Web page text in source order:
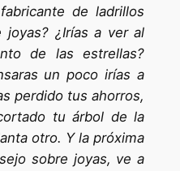
de ladrillos
¿Irías a ver al
de las estrellas?
un poco irías a
perdido tus ahorros,
tu árbol de la
otro. Y la próxima
sobre joyas, ve a